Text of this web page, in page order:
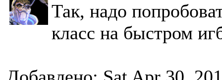
Так, надо
класс на быстром